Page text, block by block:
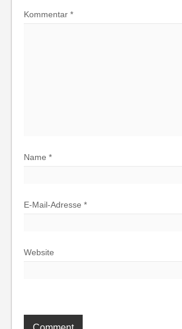
Kommentar *
Name *
E-Mail-Adresse *
Website